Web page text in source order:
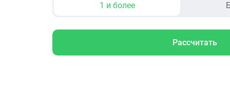
1 и более
Рассчитать